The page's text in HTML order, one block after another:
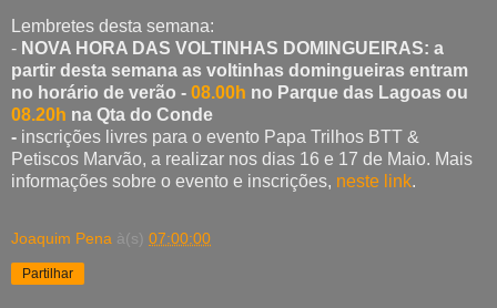
Lembretes desta semana:
- NOVA HORA DAS VOLTINHAS DOMINGUEIRAS: a
partir desta semana as voltinhas domingueiras entram
no horário de verão - 08.00h no Parque das Lagoas ou
08.20h na Qta do Conde
- inscrições livres para o evento Papa Trilhos BTT &
Petiscos Marvão, a realizar nos dias 16 e 17 de Maio. Mais
informações sobre o evento e inscrições, neste link.
Joaquim Pena à(s) 07:00:00
Partilhar